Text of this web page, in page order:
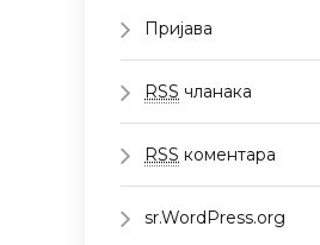
Пријава
RSS чланака
RSS коментара
sr.WordPress.org